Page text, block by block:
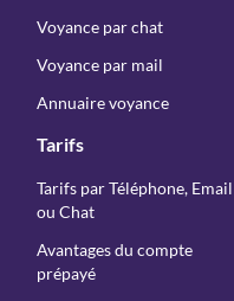
Voyance par chat
Voyance par mail
Annuaire voyance
Tarifs
Tarifs par Téléphone, Email
ou Chat
Avantages du compte
prépayé